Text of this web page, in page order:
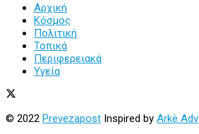
Αρχική
Κόσμος
Πολιτική
Τοπικά
Περιφερειακά
Υγεία
© 2022 Prevezapost Inspired by Arkè Adv